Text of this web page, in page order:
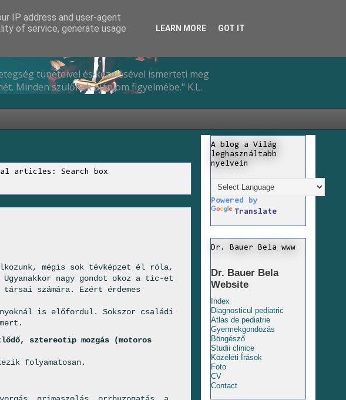
tüneteivel és kezelésével ismerteti meg
Minden szülőnek ajánlom figyelmébe." K.L.
articles: Search box
mégis sok tévképzet él róla,
nagy gondot okoz a tic-et
számára. Ezért érdemes
is előfordul. Sokszor családi
sztereotip mozgás (motoros
folyamatosan.
A blog a Világ
leghasználtabb
nyelvein
Powered by
Translate
Dr. Bauer Bela www
Dr. Bauer Bela
Website
Index
Diagnosticul pediatric
Atlas de pediatrie
Gyermekgondozás
Böngésző
Studii clinice
Közéleti Írások
Foto
CV
Contact
IP address and user-agent
of service, generate usage
LEARN MORE GOT IT